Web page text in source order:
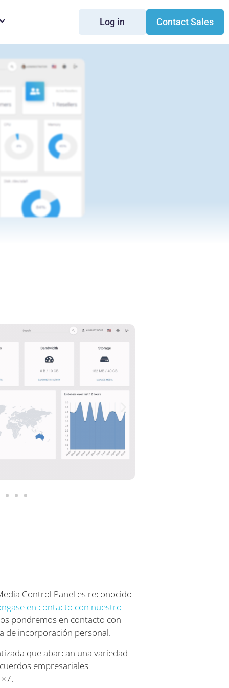
Log in Contact Sales
Control Panel es reconocido
en contacto con nuestro
pondremos en contacto con
de incorporación personal.
que abarcan una variedad
empresariales